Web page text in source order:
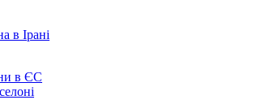
в Ірані
в ЄС